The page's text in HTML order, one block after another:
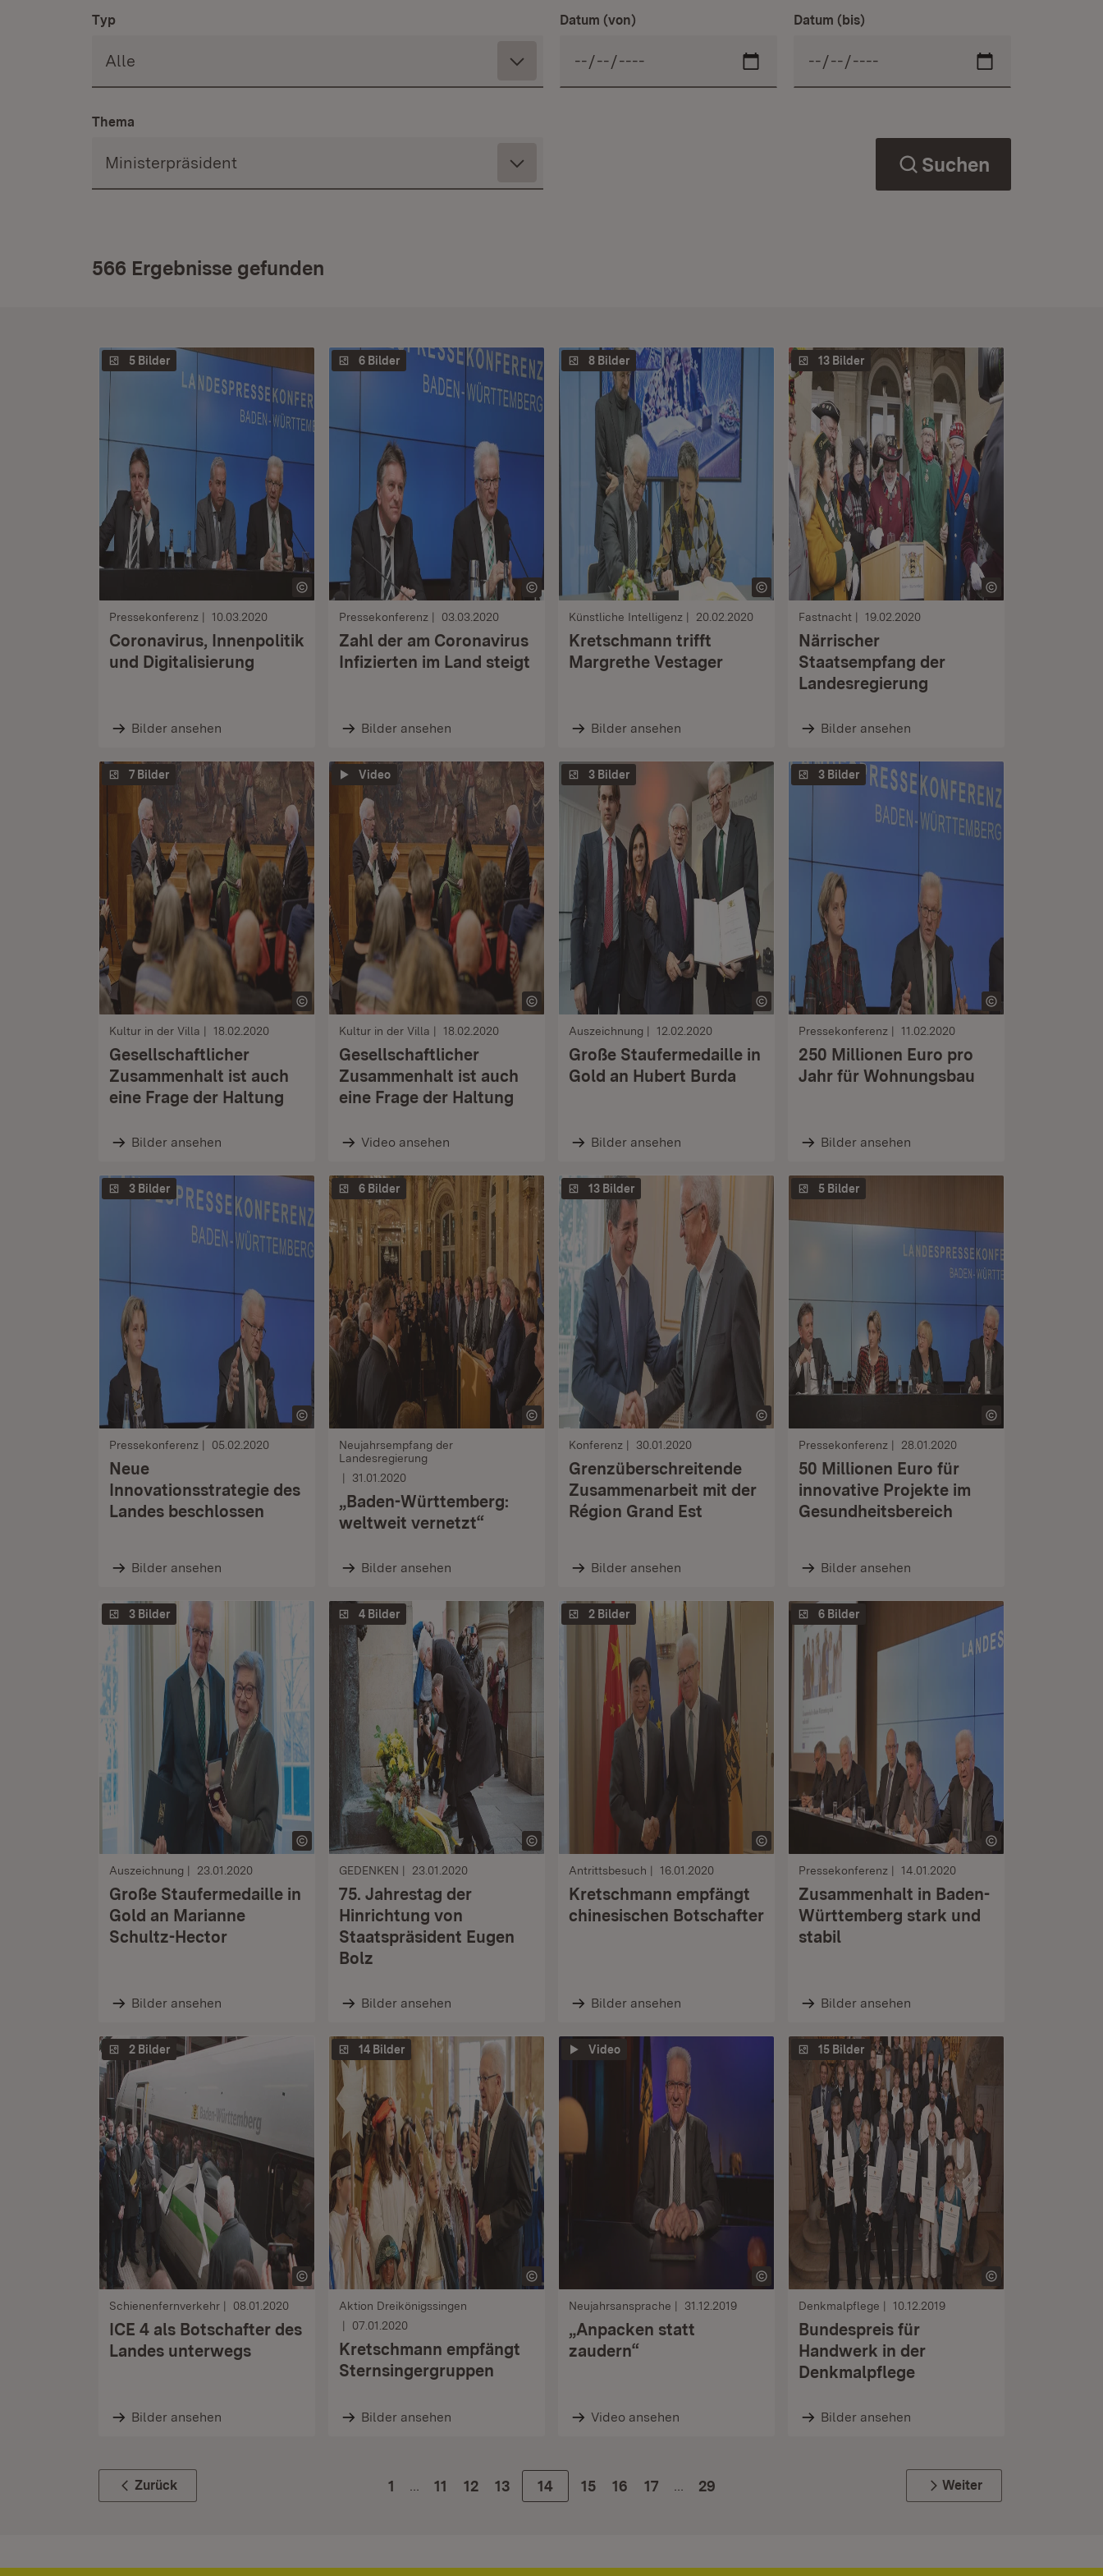
Typ Datum (von) Datum (bis)
Thema
Suchen
566 Ergebnisse gefunden
5 Bilder
Pressekonferenz 10.03.2020
Coronavirus, Innenpolitik
und Digitalisierung
Bilder ansehen
6 Bilder
Pressekonferenz 03.03.2020
Zahl der am Coronavirus
Infizierten im Land steigt
Bilder ansehen
8 Bilder
Künstliche Intelligenz 20.02.2020
Kretschmann trifft
Margrethe Vestager
Bilder ansehen
13 Bilder
Fastnacht 19.02.2020
Närrischer
Staatsempfang der
Landesregierung
Bilder ansehen
7 Bilder
Kultur in der Villa 18.02.2020
Gesellschaftlicher
Zusammenhalt ist auch
eine Frage der Haltung
Bilder ansehen
Video
Kultur in der Villa 18.02.2020
Gesellschaftlicher
Zusammenhalt ist auch
eine Frage der Haltung
Video ansehen
3 Bilder
Auszeichnung 12.02.2020
Große Staufermedaille in
Gold an Hubert Burda
Bilder ansehen
3 Bilder
Pressekonferenz 11.02.2020
250 Millionen Euro pro
Jahr für Wohnungsbau
Bilder ansehen
3 Bilder
Pressekonferenz 05.02.2020
Neue
Innovationsstrategie des
Landes beschlossen
Bilder ansehen
6 Bilder
Neujahrsempfang der
Landesregierung
31.01.2020
„Baden-Württemberg:
weltweit vernetzt“
Bilder ansehen
13 Bilder
Konferenz 30.01.2020
Grenz­überschreitende
Zusammenarbeit mit der
Région Grand Est
Bilder ansehen
5 Bilder
Pressekonferenz 28.01.2020
50 Millionen Euro für
innovative Projekte im
Gesundheitsbereich
Bilder ansehen
3 Bilder
Auszeichnung 23.01.2020
Große Staufermedaille in
Gold an Marianne
Schultz-Hector
Bilder ansehen
4 Bilder
GEDENKEN 23.01.2020
75. Jahrestag der
Hinrichtung von
Staatspräsident Eugen
Bolz
Bilder ansehen
2 Bilder
Antrittsbesuch 16.01.2020
Kretschmann empfängt
chinesischen Botschafter
Bilder ansehen
6 Bilder
Pressekonferenz 14.01.2020
Zusammenhalt in Baden-
Württemberg stark und
stabil
Bilder ansehen
2 Bilder
Schienenfernverkehr 08.01.2020
ICE 4 als Botschafter des
Landes unterwegs
Bilder ansehen
14 Bilder
Aktion Dreikönigssingen
07.01.2020
Kretschmann empfängt
Sternsingergruppen
Bilder ansehen
Video
Neujahrsansprache 31.12.2019
„Anpacken statt
zaudern“
Video ansehen
15 Bilder
Denkmalpflege 10.12.2019
Bundespreis für
Handwerk in der
Denkmalpflege
Bilder ansehen
Zurück 1 Zur Seite
11 Zur Seite
12 Zur Seite
13 Zur Seite
14 Zur Seite
15 Zur Seite
16 Zur Seite
17 29 Weiter